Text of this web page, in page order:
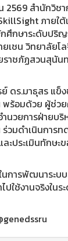
2569 สำนักวิช
ภายใ
ศึกษาระดับป
เชน วิทยาลัยโ
าชภัฏสวนสุนัน
ดร.มาธุสร แข็
พร้อมด้วย ผู้ช่ว
นวยการฝ่ายบริ
วมดำเนินการ
ะประเมินทักษะ
การพัฒนาระบ
ใช้งานจริงใน